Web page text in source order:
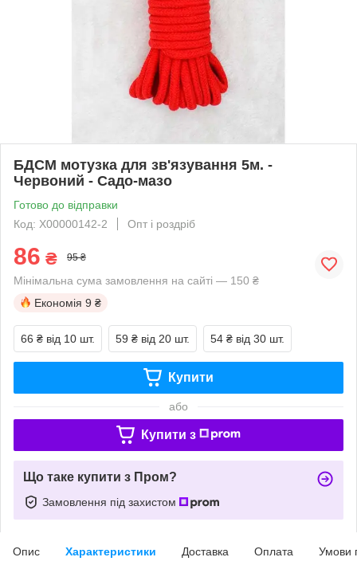
БДСМ мотузка для зв'язування 5м. -
Червоний - Садо-мазо
Готово до відправки
Код: X00000142-2
Опт і роздріб
86 ₴ 95 ₴
Мінімальна сума замовлення на сайті — 150 ₴
Економія 9 ₴
66 ₴ від 10 шт. 59 ₴ від 20 шт. 54 ₴ від 30 шт.
Купити
або
Купити з
Що таке купити з Пром?
Замовлення під захистом
Опис Характеристики Доставка Оплата Умови